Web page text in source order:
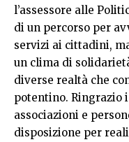
l’assessore alle
di un percorso per
servizi ai cittadini,
un clima di
diverse realtà che
potentino. Ringrazio
associazioni e
disposizione per